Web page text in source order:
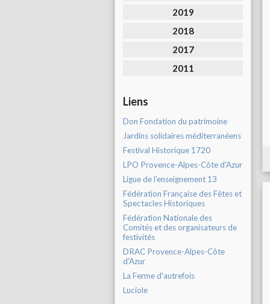
2019
2018
2017
2011
Liens
Don Fondation du patrimoine
Jardins solidaires méditerranéens
Festival Historique 1720
LPO Provence-Alpes-Côte d'Azur
Ligue de l'enseignement 13
Fédération Française des Fêtes et
Spectacles Historiques
Fédération Nationale des
Comités et des organisateurs de
festivités
DRAC Provence-Alpes-Côte
d'Azur
La Ferme d'autrefois
Luciole